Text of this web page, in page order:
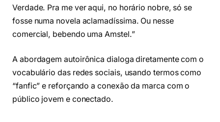
Verdade. Pra me ver aqui, no horário nobre, só se
fosse numa novela aclamadíssima. Ou nesse
comercial, bebendo uma Amstel.”
A abordagem autoirônica dialoga diretamente com o
vocabulário das redes sociais, usando termos como
“fanfic” e reforçando a conexão da marca com o
público jovem e conectado.